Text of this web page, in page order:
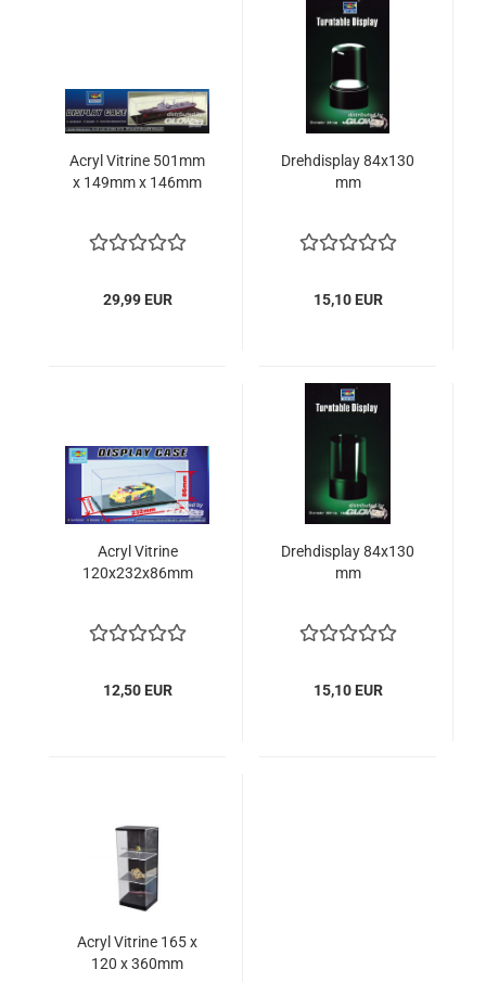
Acryl Vitrine 501mm
x 149mm x 146mm
29,99 EUR
Drehdisplay 84x130
mm
15,10 EUR
Acryl Vitrine
120x232x86mm
12,50 EUR
Drehdisplay 84x130
mm
15,10 EUR
Acryl Vitrine 165 x
120 x 360mm